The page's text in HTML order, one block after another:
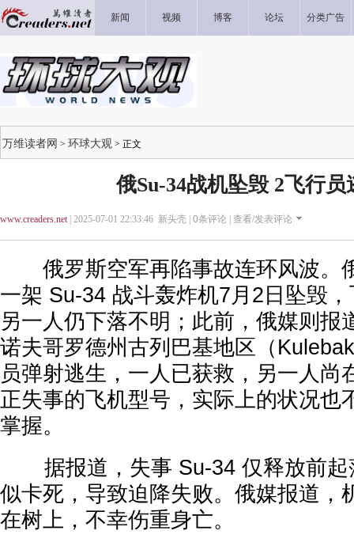
新闻 视频 博客 论坛 分类广告
万维读者网 > 环球大观 > 正文
俄Su-34战机坠毁 2飞行员
www.creaders.net| 2025-07-01 22:33:46 新头壳 | 0条评论 | 查看/发表评论
俄罗斯空军再陷事故连环风波。
一架 Su-34 战斗轰炸机7月2日坠毁
另一人仍下落不明；此前，俄媒则报
诺夫哥罗德州古列巴基地区（
员弹射逃生，一人已获救，另一人尚
正失事的飞机型号，实际上的状况也
掌握。
据报道，失事 Su-34 仅释放前起
似卡死，导致迫降失败。俄媒报道，
在树上，不幸伤重身亡。